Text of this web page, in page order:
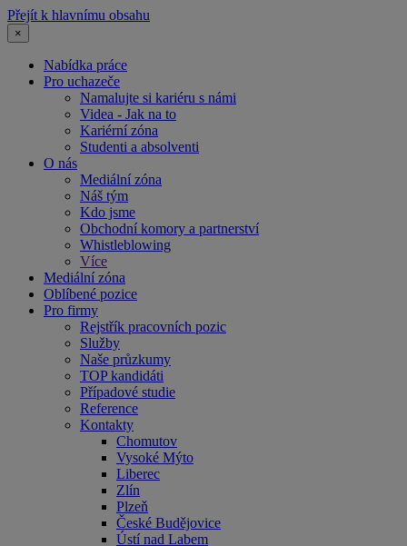
Přejít k hlavnímu obsahu
×
Nabídka práce
Pro uchazeče
Namalujte si kariéru s námi
Videa - Jak na to
Kariérní zóna
Studenti a absolventi
O nás
Mediální zóna
Náš tým
Kdo jsme
Obchodní komory a partnerství
Whistleblowing
Více
Mediální zóna
Oblíbené pozice
Pro firmy
Rejstřík pracovních pozic
Služby
Naše průzkumy
TOP kandidáti
Případové studie
Reference
Kontakty
Chomutov
Vysoké Mýto
Liberec
Zlín
Plzeň
České Budějovice
Ústí nad Labem